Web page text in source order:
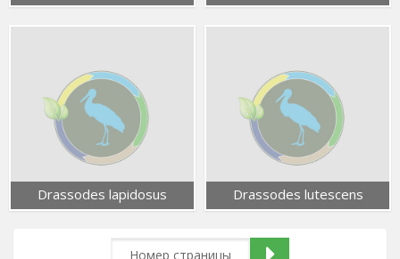
Drassodes lapidosus Drassodes lutescens